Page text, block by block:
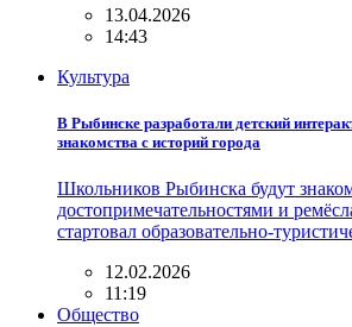
13.04.2026
14:43
Культура
В Рыбинске разработали детский
знакомства с историй города
Школьников Рыбинска будут
достопримечательностями и
стартовал образовательно-
12.02.2026
11:19
Общество